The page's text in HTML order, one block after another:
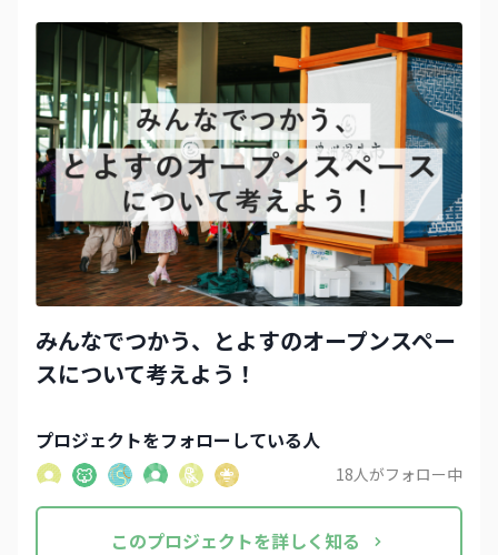
みんなでつかう、とよすのオープンスペー
スについて考えよう！
プロジェクトをフォローしている人
18人がフォロー中
このプロジェクトを詳しく知る